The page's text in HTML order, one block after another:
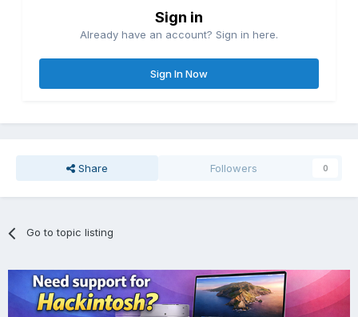
Sign in
Already have an account? Sign in here.
Sign In Now
Share Followers 0
Go to topic listing